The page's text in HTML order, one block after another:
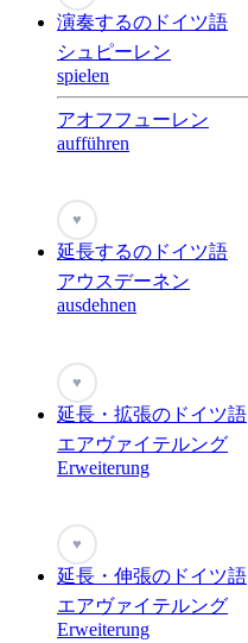
演奏するのドイツ語
シュピーレン
spielen
アオフフューレン
aufführen
♥
延長するのドイツ語
アウスデーネン
ausdehnen
♥
延長・拡張のドイツ語
エアヴァイテルング
Erweiterung
♥
延長・伸張のドイツ語
エアヴァイテルング
Erweiterung